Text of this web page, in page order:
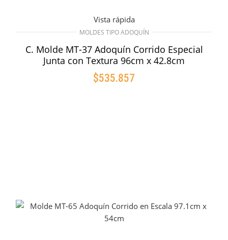
Vista rápida
MOLDES TIPO ADOQUÍN
C. Molde MT-37 Adoquín Corrido Especial
Junta con Textura 96cm x 42.8cm
$535.857